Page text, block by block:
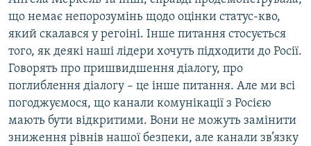
що немає непорозумінь щодо оцінки статус-кво,
який скалався у регоіні. Інше питання стосується
того, як деякі наші лідери хочуть підходити до Росії.
Говорять про пришвидшення діалогу, про
поглиблення діалогу – це інше питання. Але ми всі
погоджуємося, що канали комунікації з Росією
мають бути відкритими. Вони не можуть замінити
зниження рівнів нашої безпеки, але канали зв’язку